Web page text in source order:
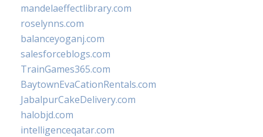
mandelaeffectlibrary.com
roselynns.com
balanceyoganj.com
salesforceblogs.com
TrainGames365.com
BaytownEvaCationRentals.com
JabalpurCakeDelivery.com
halobjd.com
intelligenceqatar.com